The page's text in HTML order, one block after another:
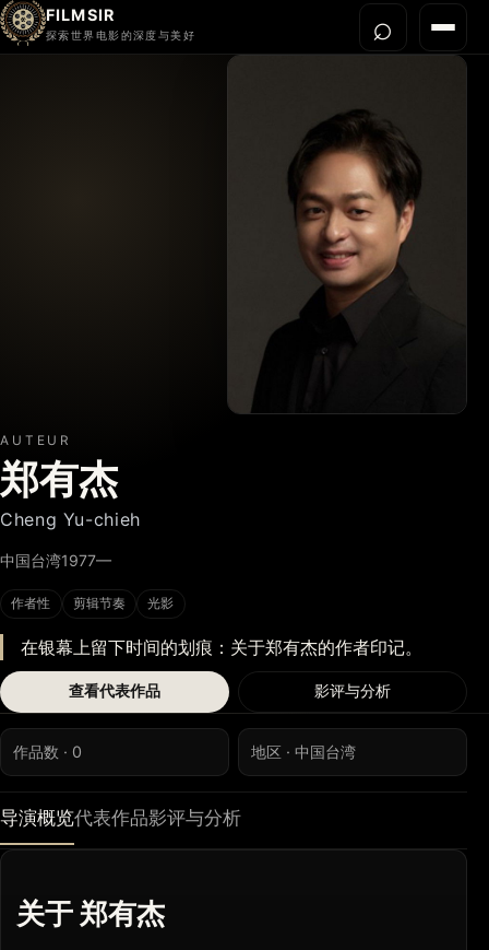
FILMSIR
探索世界电影的深度与美好 菜单
⌕打开
AUTEUR
郑有杰
Cheng Yu-chieh
中国台湾1977—
作者性 剪辑节奏 光影
在银幕上留下时间的划痕：关于郑有杰的作者印记。
查看代表作品 影评与分析
作品数 · 0 地区 · 中国台湾
导演概览代表作品影评与分析
关于 郑有杰